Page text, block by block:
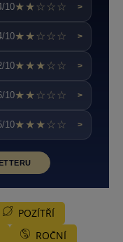
10★★☆☆☆ >
10★★☆☆☆ >
10★★★☆☆ >
10★★☆☆☆ >
10★★★☆☆ >
POZÍTŘÍ
ROČNÍ